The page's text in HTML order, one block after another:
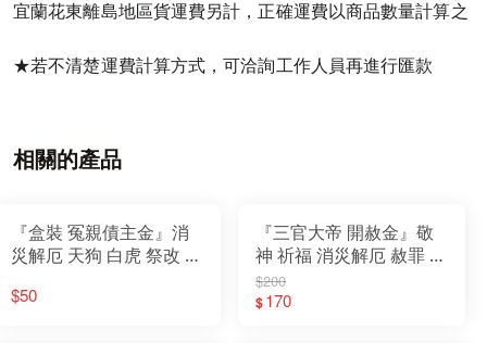
宜蘭花東離島地區貨運費另計，正確運費以商品數量計算之
★若不清楚運費計算方式，可洽詢工作人員再進行匯款
相關的產品
『盒裝 冤親債主金』消
災解厄 天狗 白虎 祭改 神
$50
『三官大帝 開赦金』敬
神 祈福 消災解厄 赦罪 補
運 迴向 普渡 拜門口 玉帝
天公 財庫存摺 純黃金箔
$200
$170